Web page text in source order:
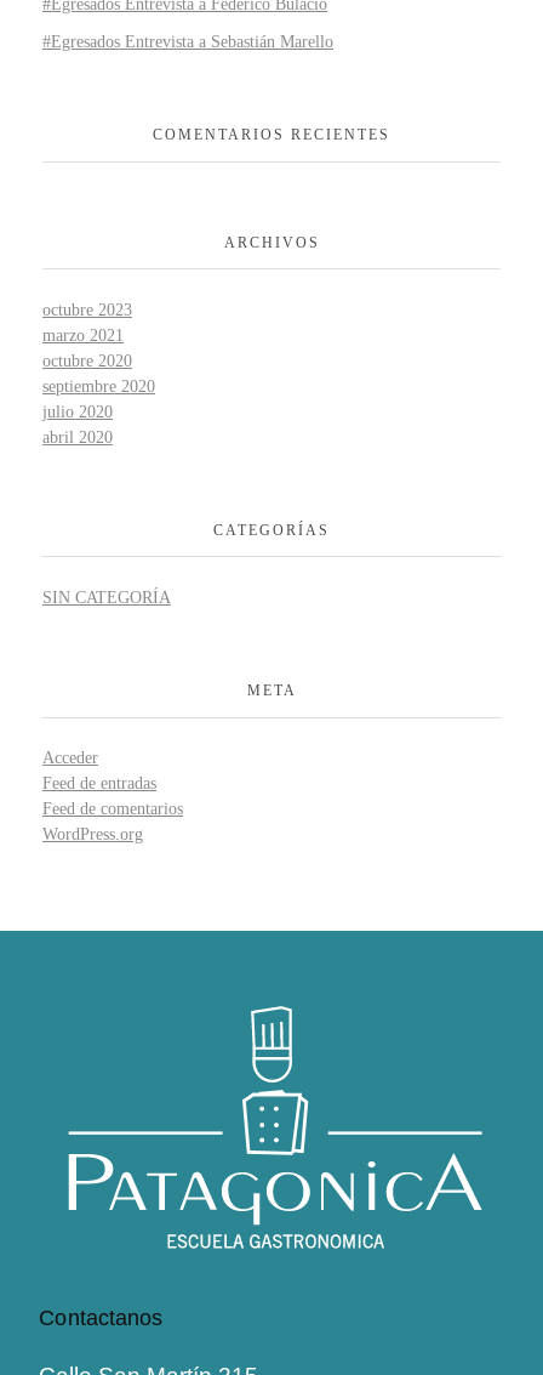
#Egresados Entrevista a Federico Bulacio
#Egresados Entrevista a Sebastián Marello
COMENTARIOS RECIENTES
ARCHIVOS
octubre 2023
marzo 2021
octubre 2020
septiembre 2020
julio 2020
abril 2020
CATEGORÍAS
SIN CATEGORÍA
META
Acceder
Feed de entradas
Feed de comentarios
WordPress.org
Contactanos